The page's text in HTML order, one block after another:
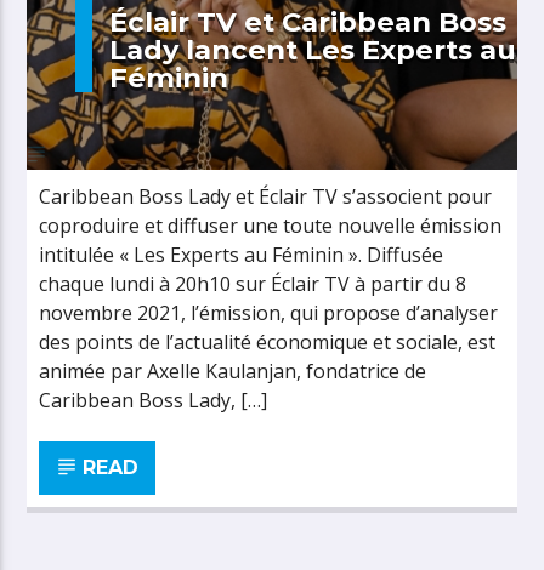
Éclair TV et Caribbean Boss
Lady lancent Les Experts au
Féminin
Caribbean Boss Lady et Éclair TV s’associent pour
coproduire et diffuser une toute nouvelle émission
intitulée « Les Experts au Féminin ». Diffusée
chaque lundi à 20h10 sur Éclair TV à partir du 8
novembre 2021, l’émission, qui propose d’analyser
des points de l’actualité économique et sociale, est
animée par Axelle Kaulanjan, fondatrice de
Caribbean Boss Lady, […]
READ